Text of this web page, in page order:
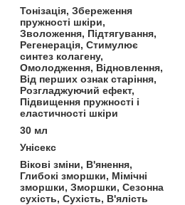
Тонізація, Збереження
пружності шкіри,
Зволоження, Підтягування,
Регенерація, Стимулює
синтез колагену,
Омолодження, Відновлення,
Від перших ознак старіння,
Розгладжуючий ефект,
Підвищення пружності і
еластичності шкіри
30 мл
Унісекс
Вікові зміни, В'янення,
Глибокі зморшки, Мімічні
зморшки, Зморшки, Сезонна
сухість, Сухість, В'ялість